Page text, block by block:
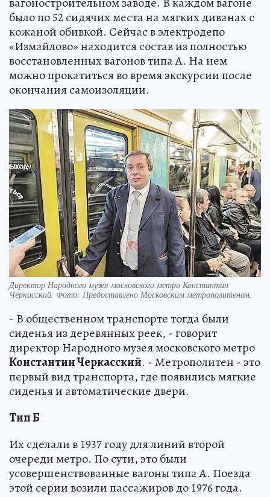
было по 52 сидячих места на мягких диванах с
кожаной обивкой. Сейчас в электродепо
«Измайлово» находится состав из полностью
восстановленных вагонов типа А. На нем
можно прокатиться во время экскурсии после
окончания самоизоляции.
Директор Народного музея московского метро Константин
Черкасский. Фото: Предоставлено Московским метрополитеном.
- В общественном транспорте тогда были
сиденья из деревянных реек, - говорит
директор Народного музея московского метро
Константин Черкасский. - Метрополитен - это
первый вид транспорта, где появились мягкие
сиденья и автоматические двери.
Тип Б
Их сделали в 1937 году для линий второй
очереди метро. По сути, это были
усовершенствованные вагоны типа А. Поезда
этой серии возили пассажиров до 1976 года.